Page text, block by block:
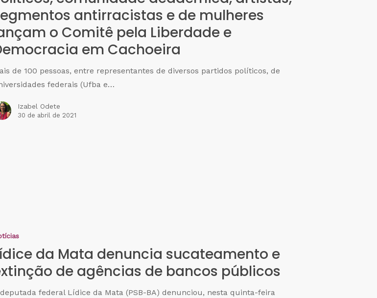
antirracistas e de mulheres
o Comitê pela Liberdade e
em Cachoeira
de 100 pessoas, entre representantes de diversos partidos políticos, de
federais (Ufba e…
Izabel Odete
30 de abril de 2021
da Mata denuncia sucateamento e
de agências de bancos públicos
federal Lídice da Mata (PSB-BA) denunciou, nesta quinta-feira